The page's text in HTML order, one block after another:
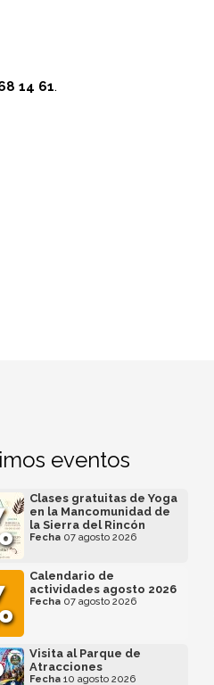
14 61.
eventos
Clases gratuitas de Yoga
en la Mancomunidad de
la Sierra del Rincón
Fecha 07 agosto 2026
Calendario de
actividades agosto 2026
Fecha 07 agosto 2026
Visita al Parque de
Atracciones
Fecha 10 agosto 2026